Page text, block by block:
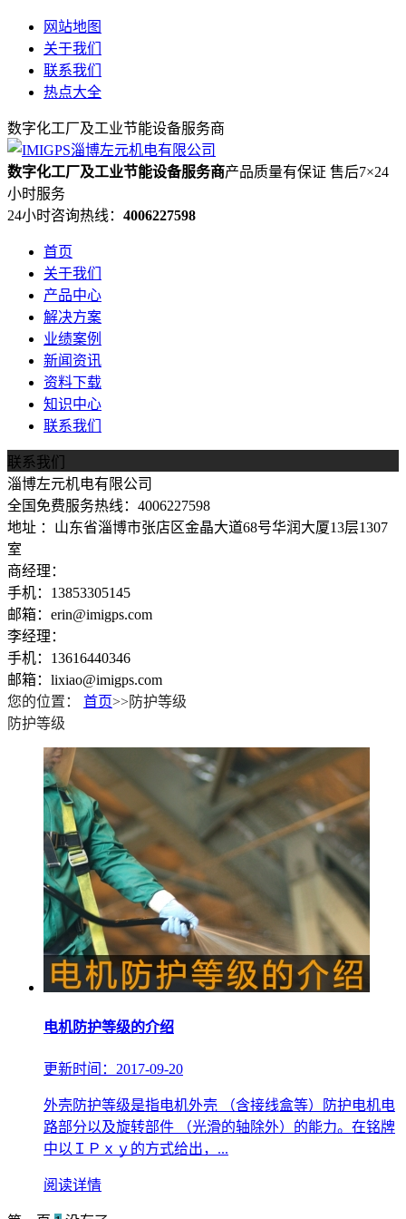
网站地图
关于我们
联系我们
热点大全
数字化工厂及工业节能设备服务商
数字化工厂及工业节能设备服务商产品质量有保证 售后7×24
小时服务
24小时咨询热线： 4006227598
首页
关于我们
产品中心
解决方案
业绩案例
新闻资讯
资料下载
知识中心
联系我们
联系我们
淄博左元机电有限公司
全国免费服务热线：4006227598
地址 ：山东省淄博市张店区金晶大道68号华润大厦13层1307
室
商经理：
手机：13853305145
邮箱：erin@imigps.com
李经理：
手机：13616440346
邮箱：lixiao@imigps.com
您的位置：
首页>>防护等级
防护等级
电机防护等级的介绍
更新时间：2017-09-20
外壳防护等级是指电机外壳 （含接线盒等）防护电机电
路部分以及旋转部件 （光滑的轴除外）的能力。在铭牌
中以ＩＰｘｙ的方式给出，...
阅读详情